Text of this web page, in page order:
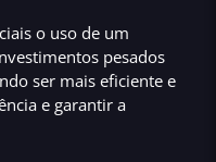
o uso de um
pesados
ser mais eficiente e
e garantir a